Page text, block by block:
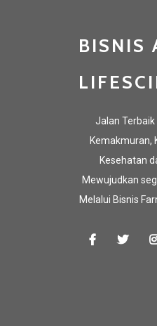
BISNIS
Jalan
Kemakmuran,
Kesehatan
Mewujudkan
Melalui Bisnis